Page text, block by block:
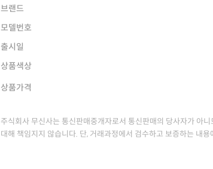
브랜드
모델번호
출시일
상품색상
상품가격
주식회사 무신사는 통신판매중개자로서 통신판매의 당사자가 아
대해 책임지지 않습니다. 단, 거래과정에서 검수하고 보증하는 내